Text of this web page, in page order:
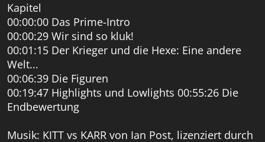
Kapitel
00:00:00 Das Prime-Intro
00:00:29 Wir sind so kluk!
00:01:15 Der Krieger und die Hexe: Eine andere
Welt...
00:06:39 Die Figuren
00:19:47 Highlights und Lowlights 00:55:26 Die
Endbewertung
Musik: KITT vs KARR von Ian Post, lizenziert durch